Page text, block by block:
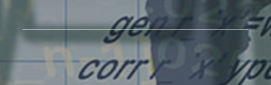
了解我们的专业领域